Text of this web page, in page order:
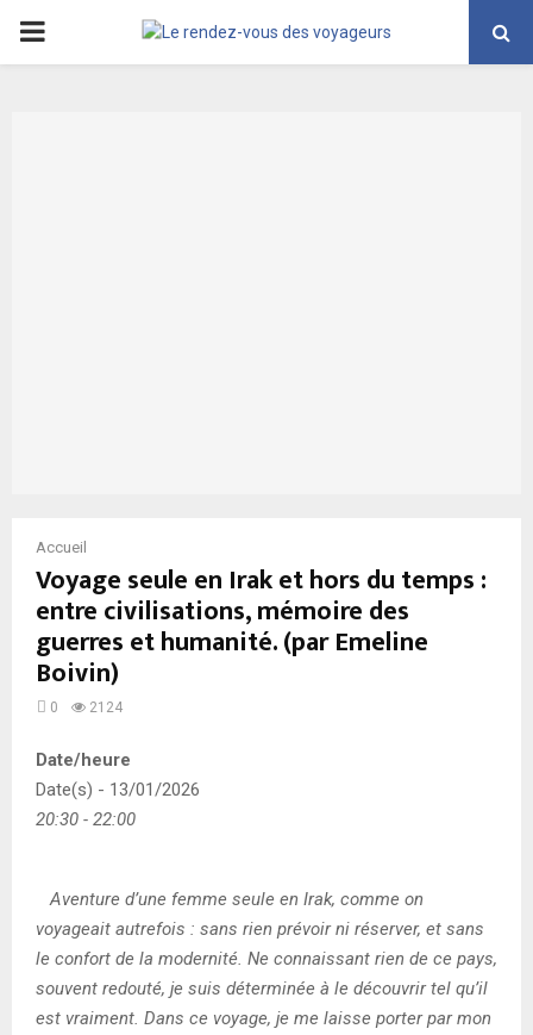
PRIMARY
Accueil
Voyage seule en Irak et hors du temps :
entre civilisations, mémoire des
guerres et humanité. (par Emeline
Boivin)
0 2124
Date/heure
Date(s) - 13/01/2026
20:30 - 22:00
Aventure d’une femme seule en Irak, comme on
voyageait autrefois : sans rien prévoir ni réserver, et sans
le confort de la modernité. Ne connaissant rien de ce pays,
souvent redouté, je suis déterminée à le découvrir tel qu’il
est vraiment. Dans ce voyage, je me laisse porter par mon